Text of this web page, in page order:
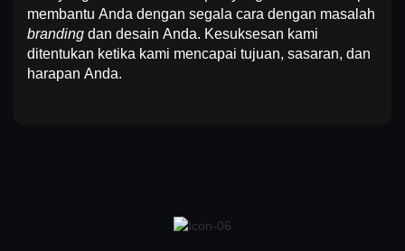
membantu Anda dengan segala cara dengan masalah
branding dan desain Anda. Kesuksesan kami
ditentukan ketika kami mencapai tujuan, sasaran, dan
harapan Anda.